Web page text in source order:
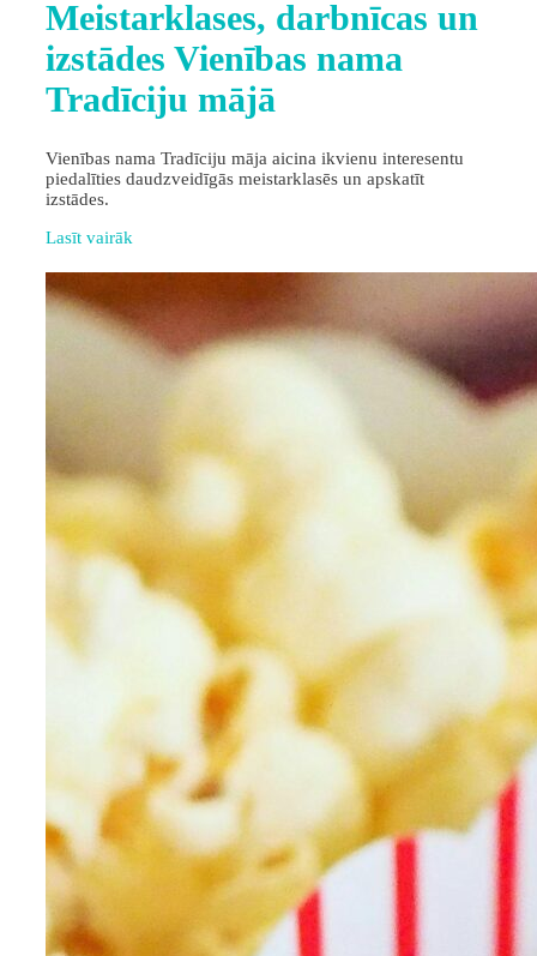
Meistarklases, darbnīcas un
izstādes Vienības nama
Tradīciju mājā
Vienības nama Tradīciju māja aicina ikvienu interesentu
piedalīties daudzveidīgās meistarklasēs un apskatīt
izstādes.
Lasīt vairāk